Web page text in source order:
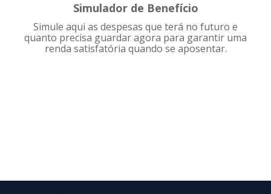
Simulador de Benefício
Simule aqui as despesas que terá no futuro e
quanto precisa guardar agora para garantir uma
renda satisfatória quando se aposentar.